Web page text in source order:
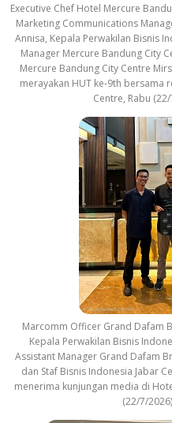
Executive Chef Hotel Mercure
Marketing Communications
Annisa, Kepala Perwakilan Bisnis
Manager Mercure Bandung City
Mercure Bandung City Centre
merayakan HUT ke-9th bersama
Centre, Rabu
Marcomm Officer Grand Dafam
Kepala Perwakilan Bisnis
Assistant Manager Grand Dafam
dan Staf Bisnis Indonesia Jabar
menerima kunjungan media di
(22/7/